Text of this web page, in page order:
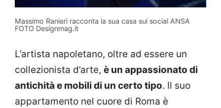
Massimo Ranieri racconta la sua casa sui social ANSA
FOTO Designmag.it
L’artista napoletano, oltre ad essere un
collezionista d’arte, è un appassionato di
antichità e mobili di un certo tipo. Il suo
appartamento nel cuore di Roma è